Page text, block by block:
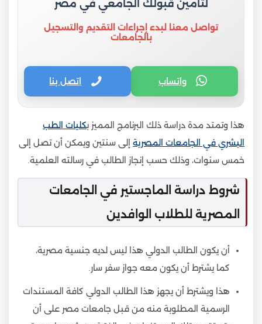
لتأمين قبولك الجامعي في مصر
تواصل معنا لبدء إجراءات التقديم والتسجيل
بالجامعات
واتساب اتصل بنا
هذا وتمتد مدة دراسة ذلك البرنامج المميز بكليات الطب
البشري في الجامعات المصرية إلى سنتين ويمكن أن تصل إلى
خمس سنوات، وذلك حسب إنجاز الطالب في رسالته العلمية.
شروط دراسة الماجستير في الجامعات
المصرية للطلاب الوافدين
أن يكون الطالب الدولي هذا ليس لديه جنسية مصرية،
كما يشترط أن يكون معه جواز سفر سار.
هذا ويشترط أن يجهز هذا الطالب الدولي كافة المستندات
الرسمية المطلوبة منه من قبل جامعات مصر على أن